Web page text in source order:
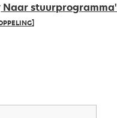
Naar